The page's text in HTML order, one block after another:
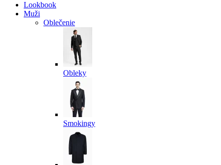
Lookbook
Muži
Oblečenie
Obleky
Smokingy